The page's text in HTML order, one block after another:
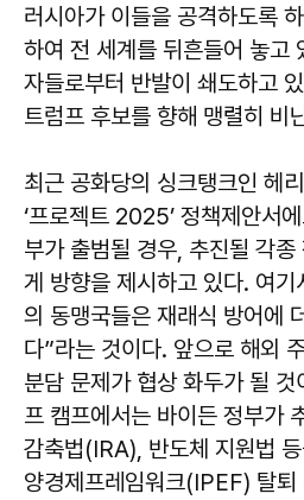
러시아가 이들을 공격하도록
하여 전 세계를 뒤흔들어 놓고
자들로부터 반발이 쇄도하고
트럼프 후보를 향해 맹렬히 비
최근 공화당의 싱크탱크인 헤
‘프로젝트 2025’ 정책제안서
부가 출범될 경우, 추진될 각
게 방향을 제시하고 있다. 여
의 동맹국들은 재래식 방어에
다”라는 것이다. 앞으로 해외
분담 문제가 협상 화두가 될
프 캠프에서는 바이든 정부가
감축법(IRA), 반도체 지원법
양경제프레임워크(IPEF) 탈퇴